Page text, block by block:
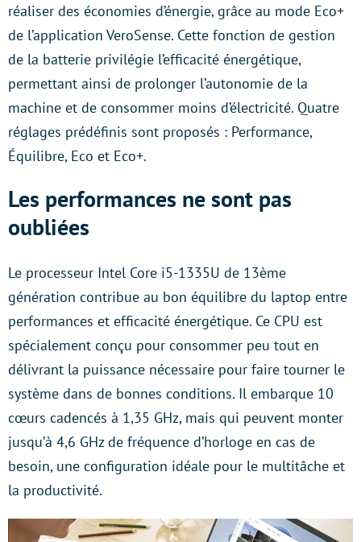
réaliser des économies d’énergie, grâce au mode Eco+
de l’application VeroSense. Cette fonction de gestion
de la batterie privilégie l’efficacité énergétique,
permettant ainsi de prolonger l’autonomie de la
machine et de consommer moins d’électricité. Quatre
réglages prédéfinis sont proposés : Performance,
Équilibre, Eco et Eco+.
Les performances ne sont pas
oubliées
Le processeur Intel Core i5-1335U de 13ème
génération contribue au bon équilibre du laptop entre
performances et efficacité énergétique. Ce CPU est
spécialement conçu pour consommer peu tout en
délivrant la puissance nécessaire pour faire tourner le
système dans de bonnes conditions. Il embarque 10
cœurs cadencés à 1,35 GHz, mais qui peuvent monter
jusqu’à 4,6 GHz de fréquence d’horloge en cas de
besoin, une configuration idéale pour le multitâche et
la productivité.